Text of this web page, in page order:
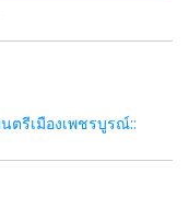
ตรีเมืองเพชรบูรณ์::